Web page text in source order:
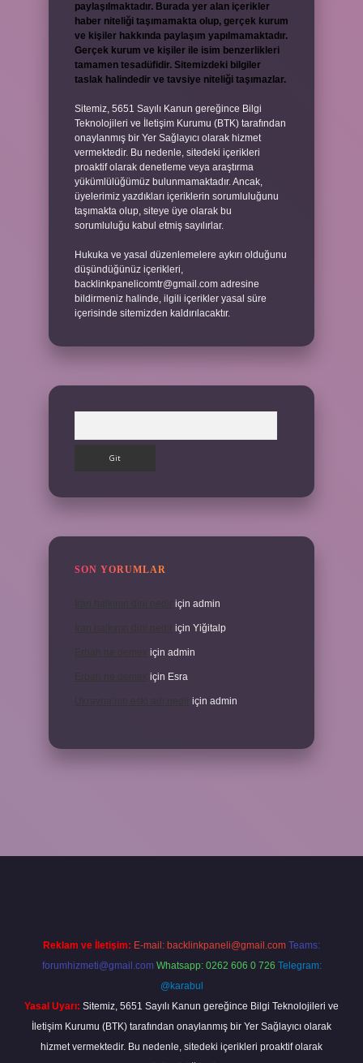
paylaşılmaktadır. Burada yer alan içerikler
haber niteliği taşımamakta olup, gerçek kurum
ve kişiler hakkında paylaşım yapılmamaktadır.
Gerçek kurum ve kişiler ile isim benzerlikleri
tamamen tesadüfidir. Sitemizdeki bilgiler
taslak halindedir ve tavsiye niteliği taşımazlar.
Sitemiz, 5651 Sayılı Kanun gereğince Bilgi
Teknolojileri ve İletişim Kurumu (BTK) tarafından
onaylanmış bir Yer Sağlayıcı olarak hizmet
vermektedir. Bu nedenle, sitedeki içerikleri
proaktif olarak denetleme veya araştırma
yükümlülüğümüz bulunmamaktadır. Ancak,
üyelerimiz yazdıkları içeriklerin sorumluluğunu
taşımakta olup, siteye üye olarak bu
sorumluluğu kabul etmiş sayılırlar.
Hukuka ve yasal düzenlemelere aykırı olduğunu
düşündüğünüz içerikleri,
backlinkpanelicomtr@gmail.com adresine
bildirmeniz halinde, ilgili içerikler yasal süre
içerisinde sitemizden kaldırılacaktır.
SON YORUMLAR
için admin
için Yiğitalp
Erbah ne demek için admin
Erbah ne demek için Esra
için admin
Reklam ve İletişim: E-mail: backlinkpaneli@gmail.com Teams:
forumhizmeti@gmail.com Whatsapp: 0262 606 0 726 Telegram:
@karabul
Yasal Uyarı: Sitemiz, 5651 Sayılı Kanun gereğince Bilgi Teknolojileri ve
İletişim Kurumu (BTK) tarafından onaylanmış bir Yer Sağlayıcı olarak
hizmet vermektedir. Bu nedenle, sitedeki içerikleri proaktif olarak